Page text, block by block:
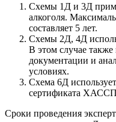
Схемы 1Д и 3Д
алкоголя.
составляет 5 лет.
Схемы 2Д, 4Д
В этом случае также
документации и
условиях.
Схема 6Д
сертификата
Сроки проведения